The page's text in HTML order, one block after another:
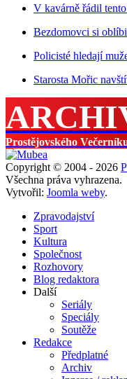
V kavárně řádil
Bezdomovci si
Policisté hledají
Starosta Mořic
Prostějovského
Copyright © 2004 - 2026
Všechna práva vyhrazena.
Vytvořil: Joomla weby.
Zpravodajství
Sport
Kultura
Společnost
Rozhovory
Blog redaktora
Další
Seriály
Speciály
Soutěže
Redakce
Předplatné
Archiv